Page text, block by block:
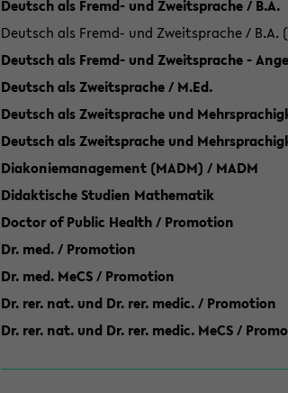
Deutsch als Fremd- und Zweitsprache / B.A.
Deutsch als Fremd- und Zweitsprache / B.A.
Deutsch als Fremd- und Zweitsprache -
Deutsch als Zweitsprache / M.Ed.
Deutsch als Zweitsprache und
Deutsch als Zweitsprache und
Diakoniemanagement (MADM) / MADM
Didaktische Studien Mathematik
Doctor of Public Health / Promotion
Dr. med. / Promotion
Dr. med. MeCS / Promotion
Dr. rer. nat. und Dr. rer. medic. / Promotion
Dr. rer. nat. und Dr. rer. medic. MeCS /